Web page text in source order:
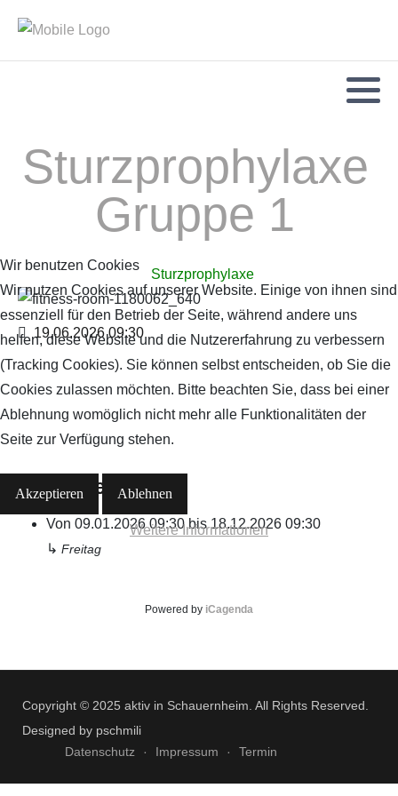
Sturzprophylaxe
Gruppe 1
Sturzprophylaxe
19.06.2026 09:30
Alle Daten
Von 09.01.2026 09:30 bis 18.12.2026 09:30
↳ Freitag
Powered by iCagenda
Copyright © 2025 aktiv in Schauernheim. All Rights Reserved.
Designed by pschmili
Datenschutz
Impressum Termin
Wir benutzen Cookies
Wir nutzen Cookies auf unserer Website. Einige von ihnen sind
essenziell für den Betrieb der Seite, während andere uns
helfen, diese Website und die Nutzererfahrung zu verbessern
(Tracking Cookies). Sie können selbst entscheiden, ob Sie die
Cookies zulassen möchten. Bitte beachten Sie, dass bei einer
Ablehnung womöglich nicht mehr alle Funktionalitäten der
Seite zur Verfügung stehen.
Akzeptieren Ablehnen
Weitere Informationen